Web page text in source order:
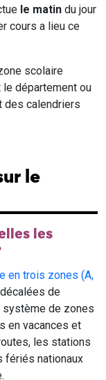
le matin du jour
cours a lieu ce
scolaire
le département ou
des calendriers
le
les
en trois zones (A,
de
système de zones
en vacances et
les stations
fériés nationaux